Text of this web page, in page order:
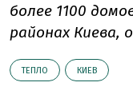
более 1100
районах Киева,
ТЕПЛО КИЕВ